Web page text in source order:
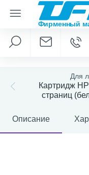
Для
Картридж
страниц
Описание